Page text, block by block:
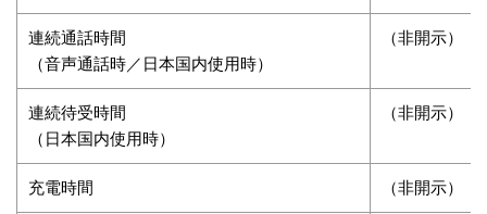
連続通話時間
（音声通話時／日本国内使用時）
（非開示）
連続待受時間
（日本国内使用時）
（非開示）
充電時間 （非開示）